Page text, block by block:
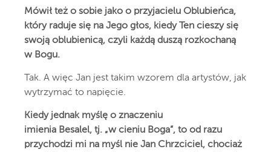
Mówił też o sobie jako o przyjacielu Oblubieńca,
który raduje się na Jego głos, kiedy Ten cieszy się
swoją oblubienicą, czyli każdą duszą rozkochaną
w Bogu.
Tak. A więc Jan jest takim wzorem dla artystów, jak
wytrzymać to napięcie.
Kiedy jednak myślę o znaczeniu
imienia Besalel, tj. „w cieniu Boga”, to od razu
przychodzi mi na myśl nie Jan Chrzciciel, chociaż